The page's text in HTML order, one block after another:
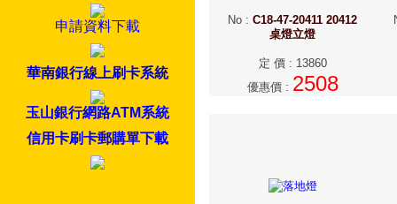
申請資料下載
華南銀行線上刷卡系統
玉山銀行網路ATM系統
信用卡刷卡郵購單下載
No : C18-47-20411 20412
桌燈立燈
定 價: 13860
優惠價: 2508